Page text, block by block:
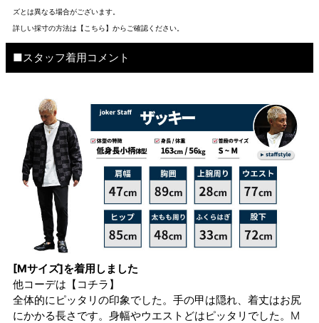
ズとは異なる場合がございます。
詳しい採寸の方法は 【こちら】から ご確認ください。
■スタッフ着用コメント
[Mサイズ]を着用しました
他コーデは 【コチラ】
全体的にピッタリの印象でした。手の甲は隠れ、着丈はお尻
にかかる長さです。身幅やウエストどはピッタリでした。M